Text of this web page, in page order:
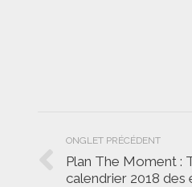
Navigation
de
ONGLET PRÉCÉDENT
Onglet
Plan The Moment :
calendrier 2018 des